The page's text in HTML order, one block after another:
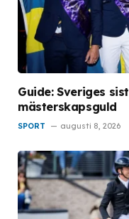
Guide: Sveriges
mästerskapsguld
SPORT augusti 8, 2026